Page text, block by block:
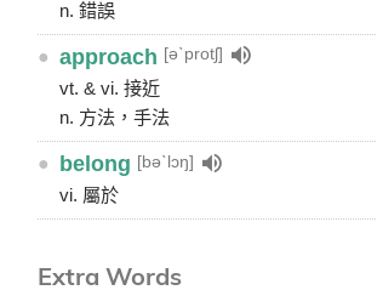
n. 錯誤
● approach [əˋprotʃ]
vt. & vi. 接近
n. 方法，手法
● belong [bəˋlɔŋ]
vi. 屬於
Extra Words